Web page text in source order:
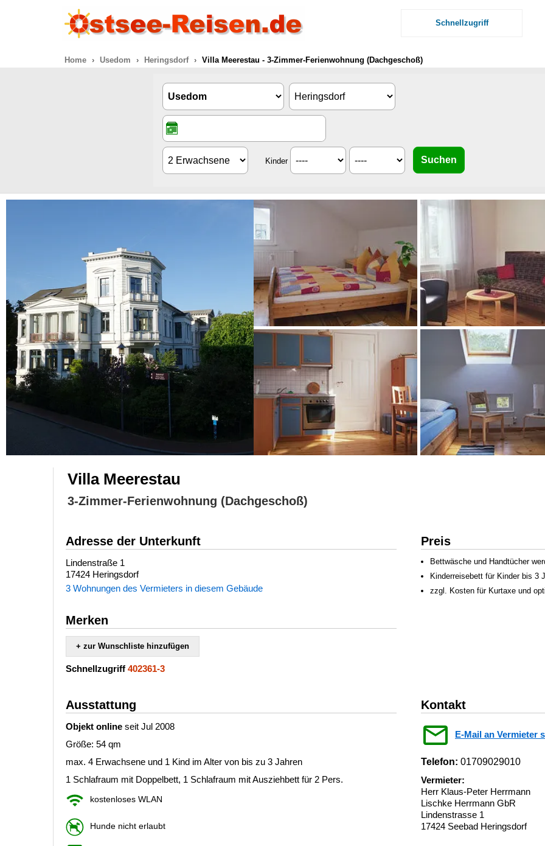
Schnellzugriff
Home Usedom Heringsdorf Villa Meerestau - 3-Zimmer-Ferienwohnung (Dachgeschoß)
Kinder
Villa Meerestau
3-Zimmer-Ferienwohnung (Dachgeschoß)
Adresse der Unterkunft
Lindenstraße 1
17424 Heringsdorf
3 Wohnungen des Vermieters in diesem Gebäude
Merken
+ zur Wunschliste hinzufügen
Schnellzugriff 402361-3
Preis
Bettwäsche und Handtücher
Kinderreisebett für Kinder bis 3
zzgl. Kosten für Kurtaxe und
Ausstattung
Objekt online seit Jul 2008
Größe: 54 qm
max. 4 Erwachsene und 1 Kind im Alter von bis zu 3 Jahren
1 Schlafraum mit Doppelbett, 1 Schlafraum mit Ausziehbett für 2 Pers.
kostenloses WLAN
Hunde nicht erlaubt
Kontakt
E-Mail an Vermieter
Telefon: 01709029010
Vermieter:
Herr Klaus-Peter Herrmann
Lischke Herrmann GbR
Lindenstrasse 1
17424 Seebad Heringsdorf